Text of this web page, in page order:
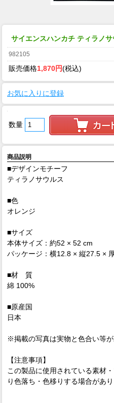
サイエンスハンカチ ティラノ
982105
販売価格1,870円(税込)
お気に入りに登録
数量
商品説明
■デザインモチーフ
ティラノサウルス
■色
オレンジ
■サイズ
本体サイズ：約52 × 52 cm
パッケージ：横12.8 × 縦27.5 ×
■材 質
綿 100%
■原産国
日本
※掲載の写真は実物と色合い等が
【注意事項】
この製品に使用されている素材
り色落ち・色移りする場合があ